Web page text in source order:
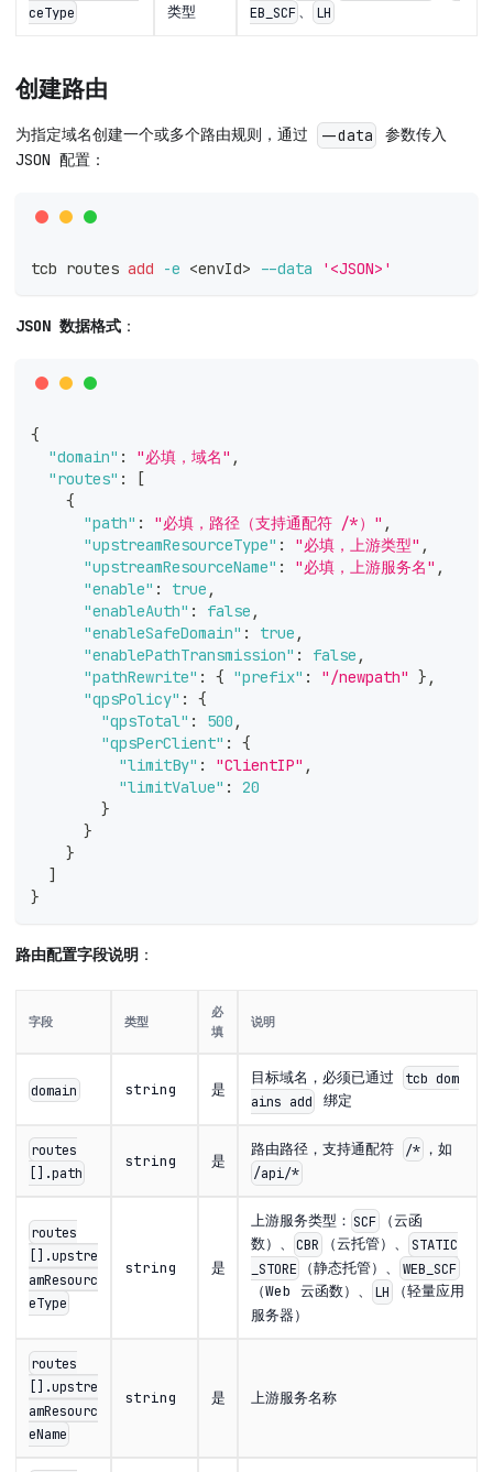
ceType
类型
EB_SCF 、 LH
创建路由
为指定域名创建一个或多个路由规则，通过 --data
参数传入
JSON 配置：
tcb routes add -e <envId> --data '<JSON>'
JSON 数据格式 ：
{
"domain" : "必填，域名" ,
"routes" :
[
{
"path" : "必填，路径（支持通配符 /*）" ,
"upstreamResourceType" : "必填，上游类型" ,
"upstreamResourceName" : "必填，上游服务名" ,
"enable" : true ,
"enableAuth" : false ,
"enableSafeDomain" : true ,
"enablePathTransmission" : false ,
"pathRewrite" : { "prefix" : "/newpath" } ,
"qpsPolicy" :
{
"qpsTotal" : 500 ,
"qpsPerClient" :
{
"limitBy" : "ClientIP" ,
"limitValue" :
20
}
}
}
]
}
路由配置字段说明 ：
字段 类型
必
填
说明
domain string 是
目标域名，必须已通过
tcb dom
ains add
绑定
routes
[].path
string 是
路由路径，支持通配符 /* ，如
/api/*
routes
[].upstre
amResourc
eType
string 是
上游服务类型： SCF
（云函
数）、
CBR （云托管）、
STATIC
_STORE
（静态托管）、
WEB_SCF
（Web 云函数）、
LH
（轻量应用
服务器）
routes
[].upstre
amResourc
eName
string 是 上游服务名称